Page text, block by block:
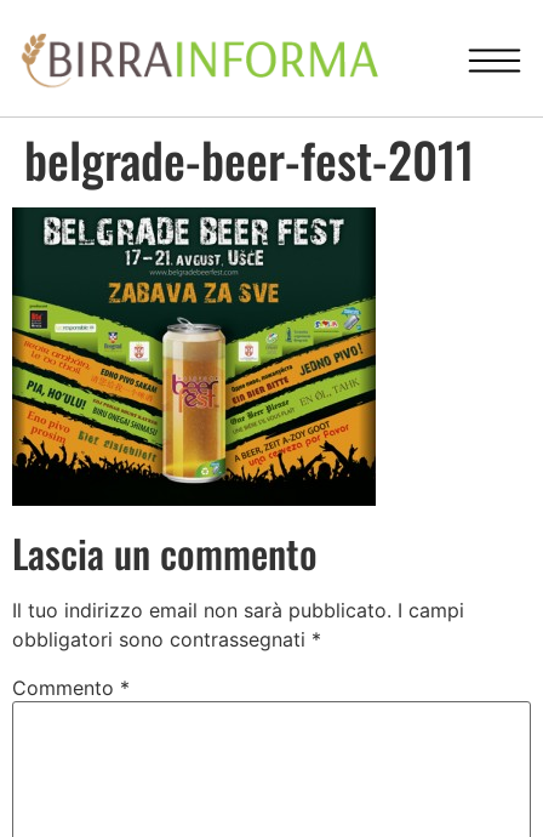
belgrade-beer-fest-2011
Lascia un commento
Il tuo indirizzo email non sarà pubblicato. I campi
obbligatori sono contrassegnati *
Commento *